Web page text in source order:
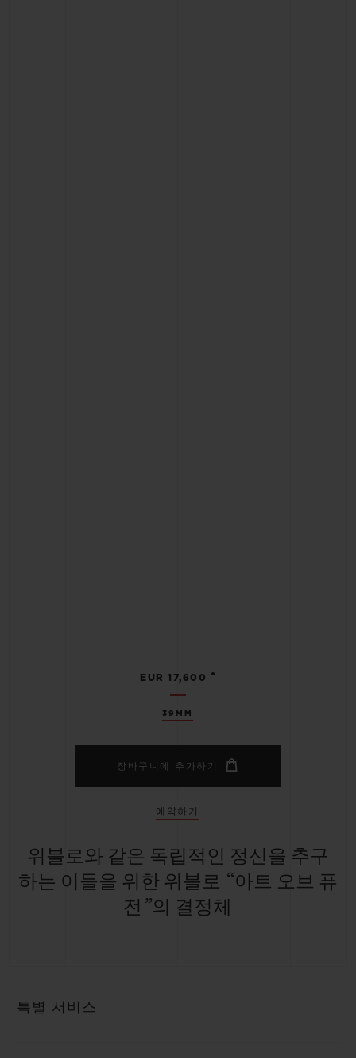
39MM
EUR 17,600 •
장바구니에 추가하기
예약하기
위블로와 같은 독립적인 정신을 추구
하는 이들을 위한 위블로 “아트 오브 퓨
전”의 결정체
특별 서비스